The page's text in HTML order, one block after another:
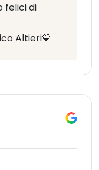
felici di
Altieri💙